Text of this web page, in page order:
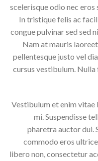
scelerisque odio nec eros
In tristique felis ac
congue pulvinar sed sed
Nam at mauris
pellentesque justo vel
cursus vestibulum.
Vestibulum et enim vitae
mi. Suspendisse
pharetra auctor dui.
commodo eros
libero non, consectetur